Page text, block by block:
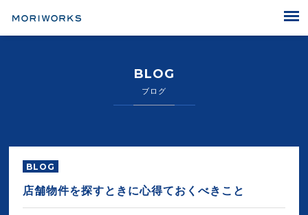
MORIWORKS
BLOG
ブログ
BLOG
店舗物件を探すときに心得ておくべきこと